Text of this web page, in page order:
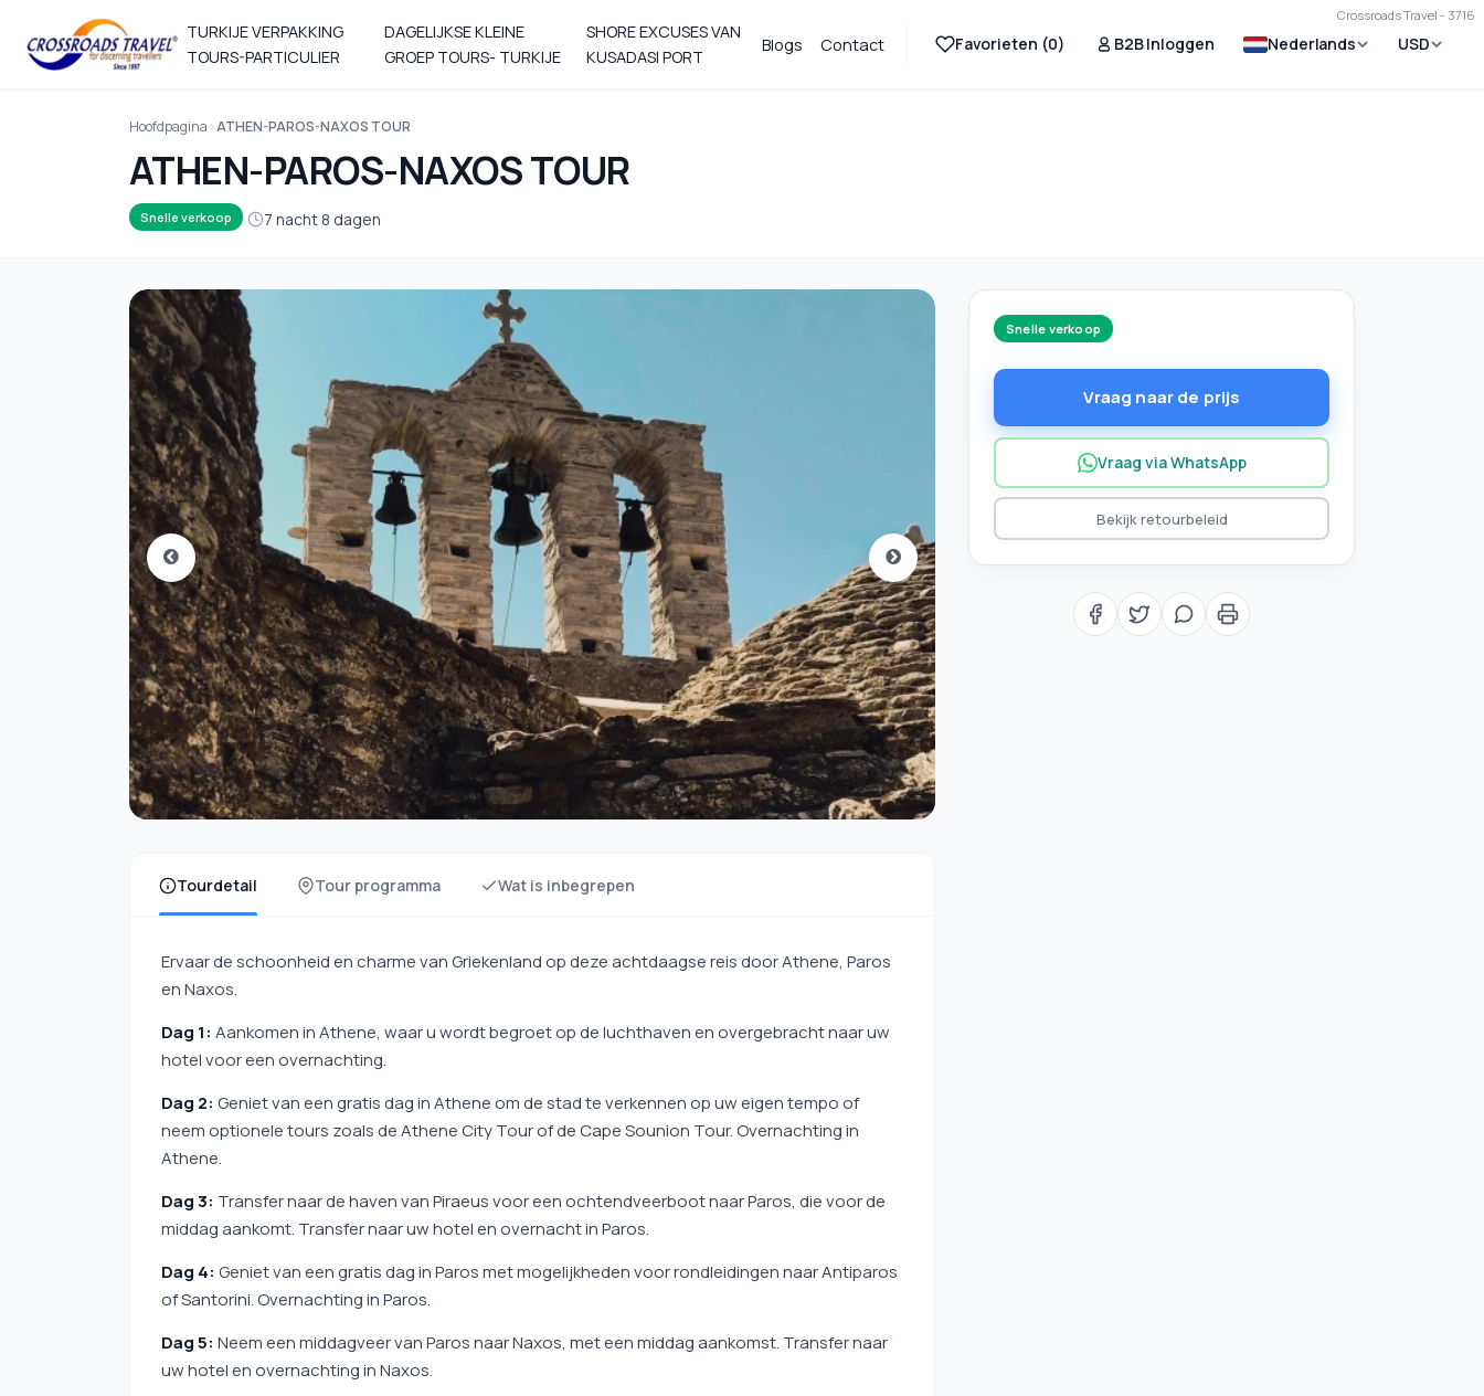
Crossroads Travel - 3716
TURKIJE VERPAKKING
TOURS-PARTICULIER
DAGELIJKSE KLEINE
GROEP TOURS- TURKIJE
SHORE EXCUSES VAN
KUSADASI PORT
Blogs Contact Favorieten (0) B2B Inloggen Nederlands USD
Hoofdpagina ATHEN-PAROS-NAXOS TOUR
ATHEN-PAROS-NAXOS TOUR
Snelle verkoop 7 nacht 8 dagen
Tourdetail Tour programma Wat is inbegrepen
Ervaar de schoonheid en charme van Griekenland op deze achtdaagse reis door Athene, Paros
en Naxos.
Dag 1: Aankomen in Athene, waar u wordt begroet op de luchthaven en overgebracht naar uw
hotel voor een overnachting.
Dag 2: Geniet van een gratis dag in Athene om de stad te verkennen op uw eigen tempo of
neem optionele tours zoals de Athene City Tour of de Cape Sounion Tour. Overnachting in
Athene.
Dag 3: Transfer naar de haven van Piraeus voor een ochtendveerboot naar Paros, die voor de
middag aankomt. Transfer naar uw hotel en overnacht in Paros.
Dag 4: Geniet van een gratis dag in Paros met mogelijkheden voor rondleidingen naar Antiparos
of Santorini. Overnachting in Paros.
Dag 5: Neem een middagveer van Paros naar Naxos, met een middag aankomst. Transfer naar
uw hotel en overnachting in Naxos.
Snelle verkoop
Vraag naar de prijs
Vraag via WhatsApp
Bekijk retourbeleid